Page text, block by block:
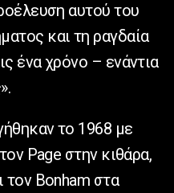
αυτού του
και τη ραγδαία
ένα χρόνο – ενάντια
το 1968 με
Page στην κιθάρα,
Bonham στα